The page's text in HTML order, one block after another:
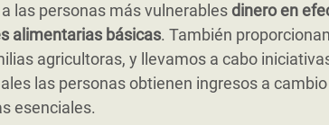
las personas más vulnerablesdinero en
alimentarias básicas. También
agricultoras, y llevamos a cabo
las personas obtienen ingresos a
esenciales.